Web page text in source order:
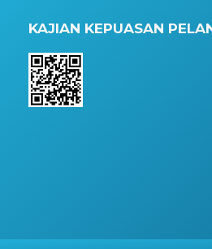
KAJIAN KEPUASAN